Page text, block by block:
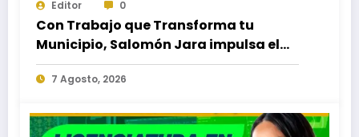
Editor 0
Con Trabajo que Transforma tu
Municipio, Salomón Jara impulsa el
desarrollo de Santiago Minas
7 Agosto, 2026